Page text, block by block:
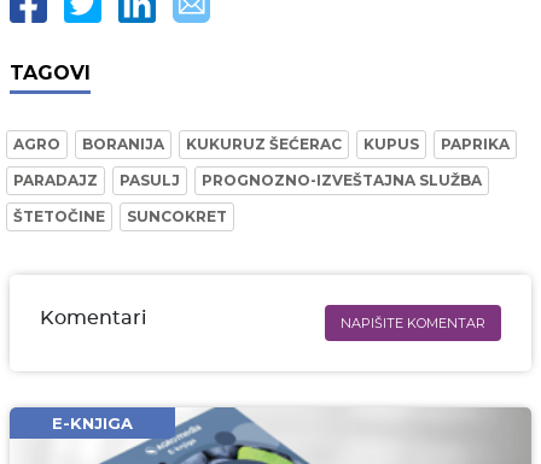
TAGOVI
AGRO BORANIJA KUKURUZ ŠEĆERAC KUPUS
PAPRIKA
PARADAJZ
PASULJ
PROGNOZNO-IZVEŠTAJNA SLUŽBA
ŠTETOČINE
SUNCOKRET
Komentari NAPIŠITE KOMENTAR
Email* obavezno
E-KNJIGA